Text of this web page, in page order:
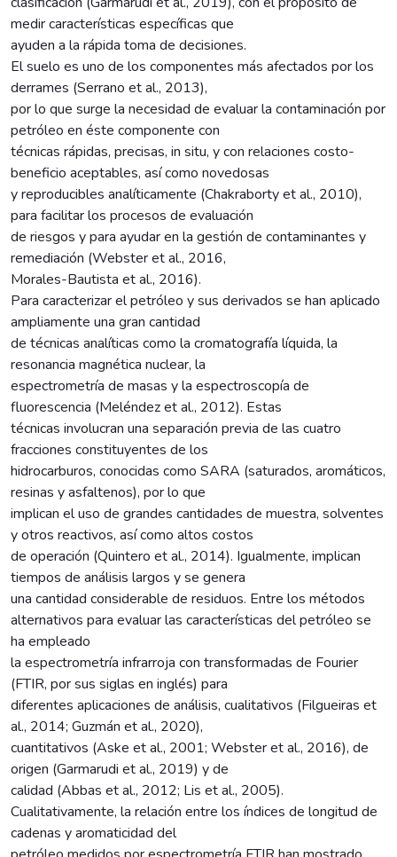
medir características específicas que
ayuden a la rápida toma de decisiones.
El suelo es uno de los componentes más afectados por los
derrames (Serrano et al., 2013),
por lo que surge la necesidad de evaluar la contaminación por
petróleo en éste componente con
técnicas rápidas, precisas, in situ, y con relaciones costo-
beneficio aceptables, así como novedosas
y reproducibles analíticamente (Chakraborty et al., 2010),
para facilitar los procesos de evaluación
de riesgos y para ayudar en la gestión de contaminantes y
remediación (Webster et al., 2016,
Morales-Bautista et al., 2016).
Para caracterizar el petróleo y sus derivados se han aplicado
ampliamente una gran cantidad
de técnicas analíticas como la cromatografía líquida, la
resonancia magnética nuclear, la
espectrometría de masas y la espectroscopía de
fluorescencia (Meléndez et al., 2012). Estas
técnicas involucran una separación previa de las cuatro
fracciones constituyentes de los
hidrocarburos, conocidas como SARA (saturados, aromáticos,
resinas y asfaltenos), por lo que
implican el uso de grandes cantidades de muestra, solventes
y otros reactivos, así como altos costos
de operación (Quintero et al., 2014). Igualmente, implican
tiempos de análisis largos y se genera
una cantidad considerable de residuos. Entre los métodos
alternativos para evaluar las características del petróleo se
ha empleado
la espectrometría infrarroja con transformadas de Fourier
(FTIR, por sus siglas en inglés) para
diferentes aplicaciones de análisis, cualitativos (Filgueiras et
al., 2014; Guzmán et al., 2020),
cuantitativos (Aske et al., 2001; Webster et al., 2016), de
origen (Garmarudi et al., 2019) y de
calidad (Abbas et al., 2012; Lis et al., 2005).
Cualitativamente, la relación entre los índices de longitud de
cadenas y aromaticidad del